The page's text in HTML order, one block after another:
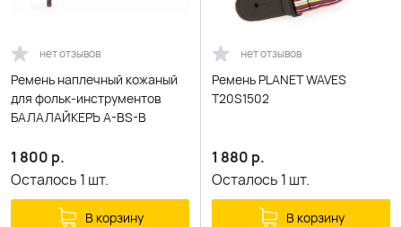
нет отзывов
Ремень наплечный кожаный
для фольк-инструментов
БАЛАЛАЙКЕРЪ A-BS-B
1 800 р.
Осталось 1 шт.
В корзину
нет отзывов
Ремень PLANET WAVES
T20S1502
1 880 р.
Осталось 1 шт.
В корзину